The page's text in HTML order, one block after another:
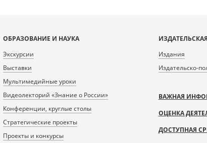
ОБРАЗОВАНИЕ И НАУКА
Экскурсии
Выставки
Мультимедийные уроки
Видеолекторий «Знание о России»
Конференции, круглые столы
Стратегические проекты
Проекты и конкурсы
Издания
Издательско-
ВАЖНАЯ
ОЦЕНКА
ДОСТУПНАЯ